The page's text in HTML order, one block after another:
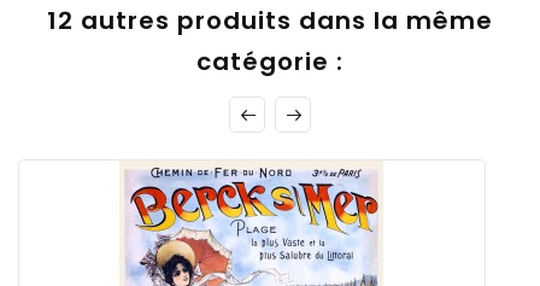
12 autres produits dans la même
catégorie :